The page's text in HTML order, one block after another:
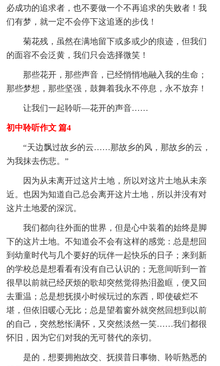
必成功的追求者，也不要做一个不再追求的失败者！我
们有梦，就一定不会停下这追逐的步伐！
菊花残，虽然在满地留下或多或少的痕迹，但我们
的面容不会泛黄，我们只会选择微笑！
那些花开，那些声音，已经悄悄地融入我的生命；
那些梦想，那些坚强，鼓舞着我永不停息，永不放弃！
让我们一起聆听—花开的声音……
初中聆听作文 篇4
“天边飘过故乡的云……那故乡的风，那故乡的云，
为我抹去伤悲。”
因为从未离开过这片土地，所以对这片土地从未亲
近。也因为知道自己总会离开这片土地，所以并没有对
这片土地爱的深沉。
我们都向往外面的世界，但是心中装着的始终是脚
下的这片土地。不知道会不会有这样的感觉：总是想回
到幼童时代与几个要好的玩伴一起快乐的日子；来到新
的学校总是想看看有没有自己认识的；无意间听到一首
很早以前就已经厌烦的歌却突然觉得热泪盈眶，便又回
去重温；总是想抚摸小时候玩过的东西，即使破烂不
堪，但依旧暖心无比；总是望着窗外就突然回想到以前
的自己，突然愁怅满怀，又突然淡然一笑……我们都很
怀旧，因为它们对我的无可替代的亲切。
是的，想要拥抱故交、抚摸昔日事物、聆听熟悉的